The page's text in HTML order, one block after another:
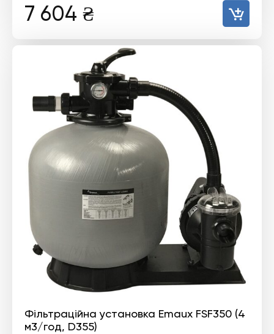
7 604 ₴
Фільтраційна установка Emaux FSF350 (4
м3/год, D355)